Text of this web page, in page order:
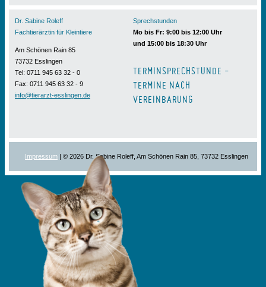
Dr. Sabine Roleff
Fachtierärztin für Kleintiere
Am Schönen Rain 85
73732 Esslingen
Tel: 0711 945 63 32 - 0
Fax: 0711 945 63 32 - 9
info@tierarzt-esslingen.de
Sprechstunden
Mo bis Fr: 9:00 bis 12:00 Uhr
und 15:00 bis 18:30 Uhr
TERMINSPRECHSTUNDE -
TERMINE NACH
VEREINBARUNG
Impressum | © 2026 Dr. Sabine Roleff, Am Schönen Rain 85, 73732 Esslingen